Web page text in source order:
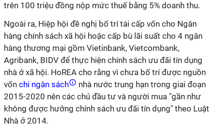
trên 100 triệu đồng nộp mức thuế bằng 5% doanh thu.
Ngoài ra, Hiệp hội đề nghị bố trí tái cấp vốn cho Ngân
hàng chính sách xã hội hoặc cấp bù lãi suất cho 4 ngân
hàng thương mại gồm Vietinbank, Vietcombank,
Agribank, BIDV để thực hiện chính sách ưu đãi tín dụng
nhà ở xã hội. HoREA cho rằng vì chưa bố trí được nguồn
vốn chi ngân sách
nhà nước trung hạn trong giai đoạn
2015-2020 nên các chủ đầu tư và người mua "gần như
không được hưởng chính sách ưu đãi tín dụng" theo Luật
Nhà ở 2014.